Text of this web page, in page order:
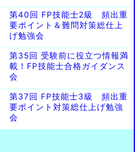
第40回 FP技能士2級 頻出重
要ポイント＆難問対策総仕上
げ勉強会
第35回 受験前に役立つ情報満
載！FP技能士合格ガイダンス
会
第37回 FP技能士3級 頻出重
要ポイント対策総仕上げ勉強
会